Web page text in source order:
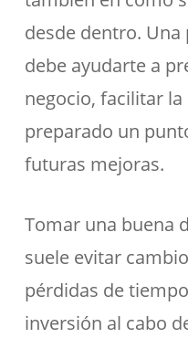
desde dentro.
debe ayudarte a
negocio, facilitar
preparado un
futuras mejoras.
Tomar una buena
suele evitar
pérdidas de
inversión al cabo